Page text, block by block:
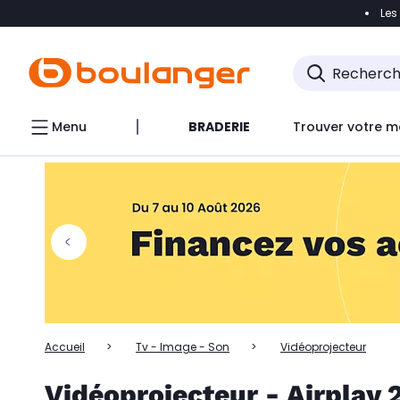
Accéder
Accéder directement au chatbot
Menu BRADERIE Trouver votre
Accueil Tv - Image - Son Vidéoprojecteur